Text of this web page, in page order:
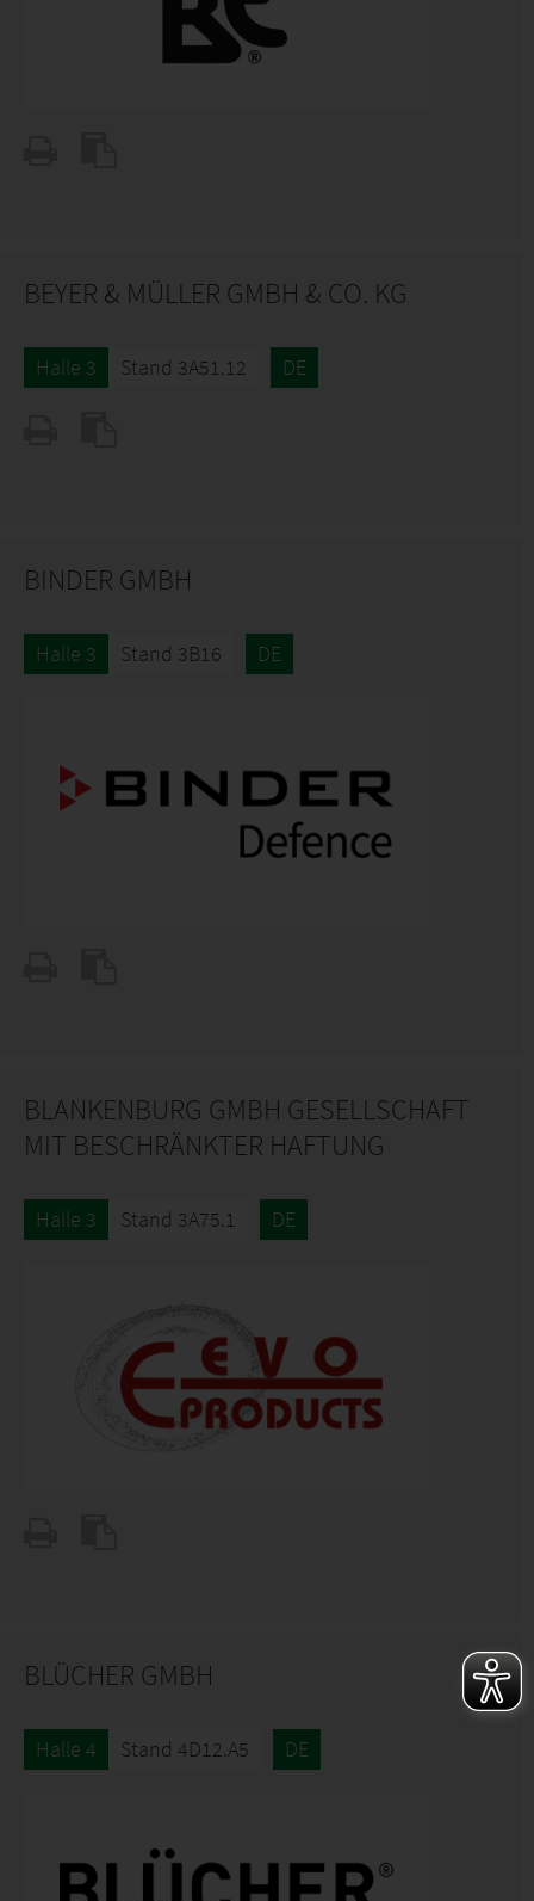
BEYER & MÜLLER GMBH & CO. KG
Halle 3 Stand 3A51.12 DE
BINDER GMBH
Halle 3 Stand 3B16 DE
BLANKENBURG GMBH GESELLSCHAFT
MIT BESCHRÄNKTER HAFTUNG
Halle 3 Stand 3A75.1 DE
BLÜCHER GMBH
Halle 4 Stand 4D12.A5 DE